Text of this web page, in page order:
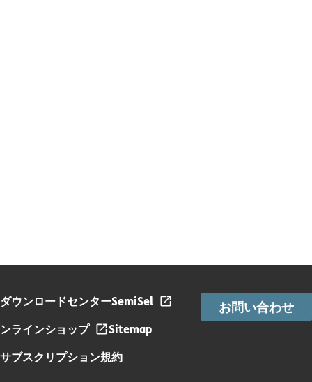
ダウンロードセンターSemiSel
ンラインショップ
Sitemap
サブスクリプション規約
お問い合わせ